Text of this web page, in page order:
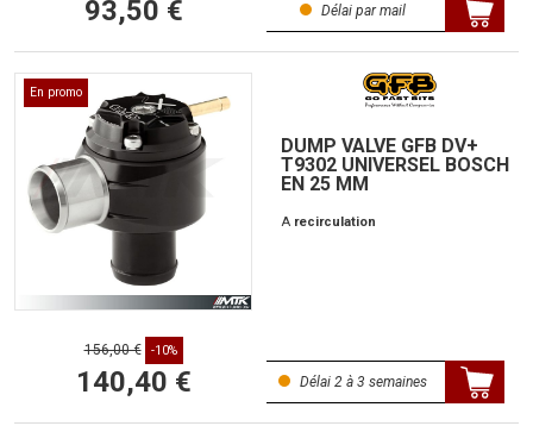
93,50 € Délai par mail
En promo
DUMP VALVE GFB DV+
T9302 UNIVERSEL BOSCH
EN 25 MM
A recirculation
156,00 € -10%
140,40 € Délai 2 à 3 semaines